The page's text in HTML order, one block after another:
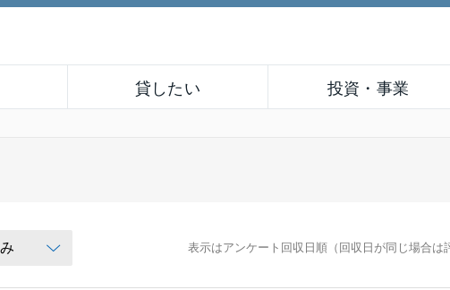
貸したい 投資・事業
表示はアンケート回収日順（回収日が同じ場合は